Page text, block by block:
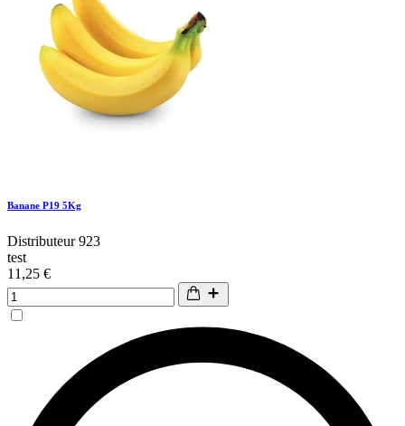
Banane P19 5Kg
Distributeur 923
test
11,25 €